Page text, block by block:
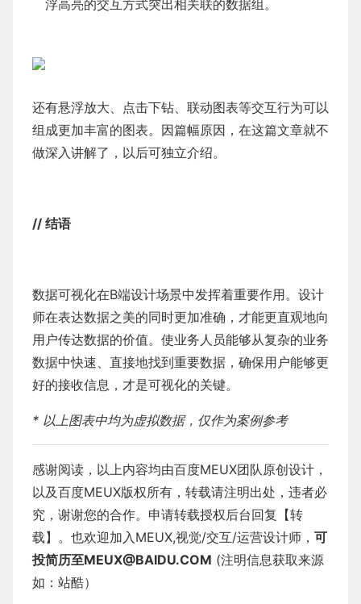
浮高亮的交互方式突出相关联的数据组。
还有悬浮放大、点击下钻、联动图表等交互行为可以
组成更加丰富的图表。因篇幅原因，在这篇文章就不
做深入讲解了，以后可独立介绍。
// 结语
数据可视化在B端设计场景中发挥着重要作用。设计
师在表达数据之美的同时更加准确，才能更直观地向
用户传达数据的价值。使业务人员能够从复杂的业务
数据中快速、直接地找到重要数据，确保用户能够更
好的接收信息，才是可视化的关键。
* 以上图表中均为虚拟数据，仅作为案例参考
感谢阅读，以上内容均由百度MEUX团队原创设计，
以及百度MEUX版权所有，转载请注明出处，违者必
究，谢谢您的合作。申请转载授权后台回复【转
载】。也欢迎加入MEUX,视觉/交互/运营设计师， 可
投简历至MEUX@BAIDU.COM (注明信息获取来源
如：站酷）